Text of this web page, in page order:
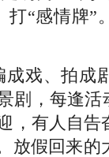
打“感情牌”
戏、拍成
剧，每逢活
，有人自告
放假回来